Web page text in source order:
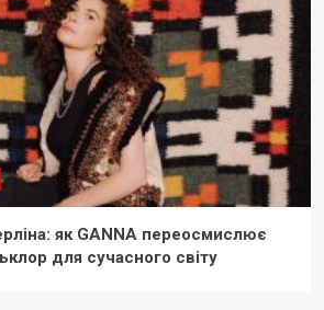
як GANNA переосмислює
для сучасного світу